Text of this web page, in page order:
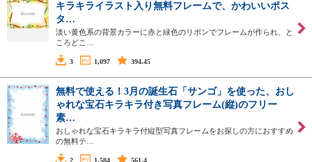
キラキライラスト入り無料フレームで、かわいいポス
タ…
淡い黄色系の背景カラーに赤と緑色のリボンでフレームが作られ、と
ころどこ…
3 1,097 394.45
無料で使える！3月の誕生石「サンゴ」を使った、おし
ゃれな宝石キラキラ付き写真フレーム(縦)のフリー
素…
おしゃれな宝石キラキラ付縦型写真フレームをお探しの方におすすめ
の無料テ…
2 1,584 561.4